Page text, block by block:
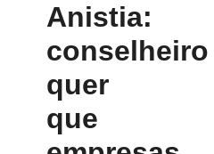
Anistia:
conselheiro
quer
que